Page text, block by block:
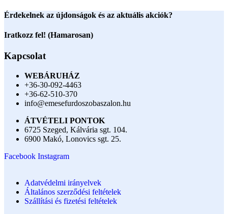
Érdekelnek az újdonságok és az aktuális akciók?
Iratkozz fel! (Hamarosan)
Kapcsolat
WEBÁRUHÁZ
+36-30-092-4463
+36-62-510-370
info@emesefurdoszobaszalon.hu
ÁTVÉTELI PONTOK
6725 Szeged, Kálvária sgt. 104.​
6900 Makó, Lonovics sgt. 25.
Facebook Instagram
Adatvédelmi irányelvek
Általános szerződési feltételek
Szállítási és fizetési feltételek